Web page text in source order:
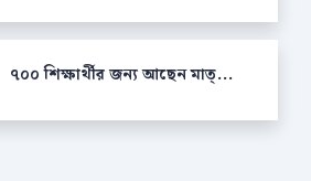
৭০০ শিক্ষার্থীর জন্য আছেন মাত্...